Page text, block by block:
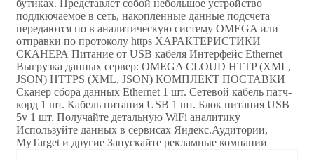
бутиках. Представлет собой небольшое устройство
подлкючаемое в сеть, накопленные данные подсчета
передаются по в аналитическую систему OMEGA или
отправки по протоколу https ХАРАКТЕРИСТИКИ
СКАНЕРА Питание от USB кабеля Интерфейс Ethernet
Выгрузка данных сервер: OMEGA CLOUD HTTP (XML,
JSON) HTTPS (XML, JSON) КОМПЛЕКТ ПОСТАВКИ
Сканер сбора данных Ethernet 1 шт. Сетевой кабель патч-
корд 1 шт. Кабель питания USB 1 шт. Блок питания USB
5v 1 шт. Получайте детальную WiFi аналитику
Используйте данных в сервисах Яндекс.Аудитории,
MyTarget и другие Запускайте рекламные компании